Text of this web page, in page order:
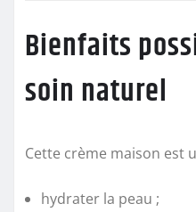
Bienfaits
soin naturel
Cette crème maison est
hydrater la peau ;